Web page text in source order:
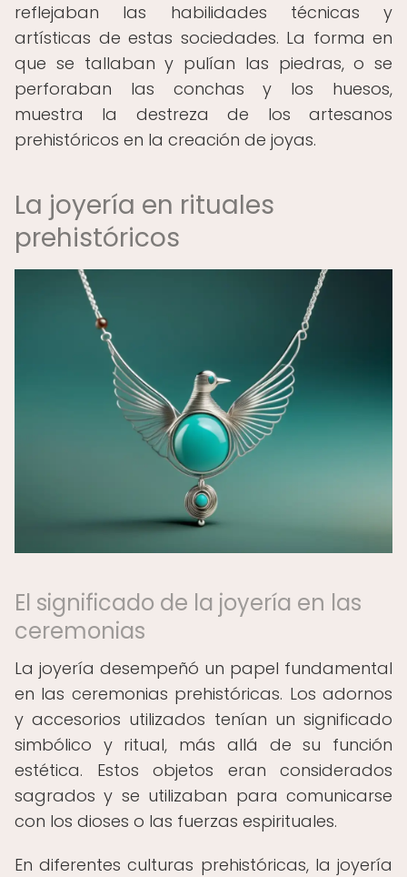
reflejaban las habilidades técnicas y
artísticas de estas sociedades. La forma en
que se tallaban y pulían las piedras, o se
perforaban las conchas y los huesos,
muestra la destreza de los artesanos
prehistóricos en la creación de joyas.
La joyería en rituales
prehistóricos
El significado de la joyería en las
ceremonias
La joyería desempeñó un papel fundamental
en las ceremonias prehistóricas. Los adornos
y accesorios utilizados tenían un significado
simbólico y ritual, más allá de su función
estética. Estos objetos eran considerados
sagrados y se utilizaban para comunicarse
con los dioses o las fuerzas espirituales.
En diferentes culturas prehistóricas, la joyería